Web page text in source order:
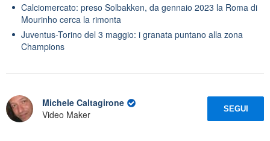
Calciomercato: preso Solbakken, da gennaio 2023 la Roma di
Mourinho cerca la rimonta
Juventus-Torino del 3 maggio: i granata puntano alla zona
Champions
Michele Caltagirone
Video Maker
SEGUI